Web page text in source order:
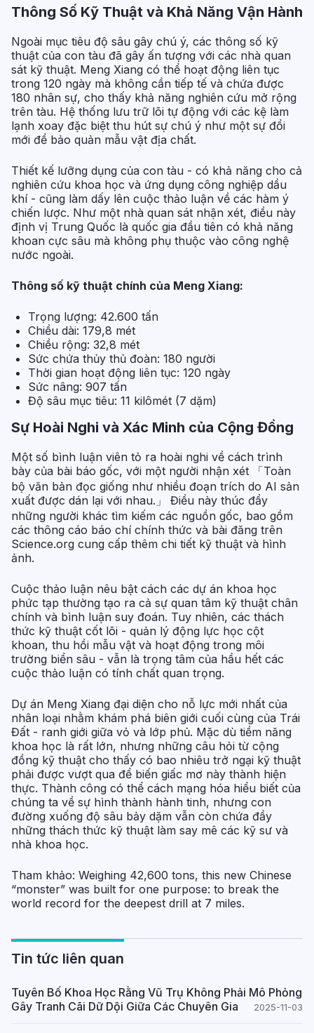
Thông Số Kỹ Thuật và Khả Năng Vận Hành
Ngoài mục tiêu độ sâu gây chú ý, các thông số kỹ
thuật của con tàu đã gây ấn tượng với các nhà quan
sát kỹ thuật. Meng Xiang có thể hoạt động liên tục
trong 120 ngày mà không cần tiếp tế và chứa được
180 nhân sự, cho thấy khả năng nghiên cứu mở rộng
trên tàu. Hệ thống lưu trữ lõi tự động với các kệ làm
lạnh xoay đặc biệt thu hút sự chú ý như một sự đổi
mới để bảo quản mẫu vật địa chất.
Thiết kế lưỡng dụng của con tàu - có khả năng cho cả
nghiên cứu khoa học và ứng dụng công nghiệp dầu
khí - cũng làm dấy lên cuộc thảo luận về các hàm ý
chiến lược. Như một nhà quan sát nhận xét, điều này
định vị Trung Quốc là quốc gia đầu tiên có khả năng
khoan cực sâu mà không phụ thuộc vào công nghệ
nước ngoài.
Thông số kỹ thuật chính của Meng Xiang:
Trọng lượng: 42.600 tấn
Chiều dài: 179,8 mét
Chiều rộng: 32,8 mét
Sức chứa thủy thủ đoàn: 180 người
Thời gian hoạt động liên tục: 120 ngày
Sức nâng: 907 tấn
Độ sâu mục tiêu: 11 kilômét (7 dặm)
Sự Hoài Nghi và Xác Minh của Cộng Đồng
Một số bình luận viên tỏ ra hoài nghi về cách trình
bày của bài báo gốc, với một người nhận xét 「Toàn
bộ văn bản đọc giống như nhiều đoạn trích do AI sản
xuất được dán lại với nhau.」 Điều này thúc đẩy
những người khác tìm kiếm các nguồn gốc, bao gồm
các thông cáo báo chí chính thức và bài đăng trên
Science.org cung cấp thêm chi tiết kỹ thuật và hình
ảnh.
Cuộc thảo luận nêu bật cách các dự án khoa học
phức tạp thường tạo ra cả sự quan tâm kỹ thuật chân
chính và bình luận suy đoán. Tuy nhiên, các thách
thức kỹ thuật cốt lõi - quản lý động lực học cột
khoan, thu hồi mẫu vật và hoạt động trong môi
trường biển sâu - vẫn là trọng tâm của hầu hết các
cuộc thảo luận có tính chất quan trọng.
Dự án Meng Xiang đại diện cho nỗ lực mới nhất của
nhân loại nhằm khám phá biên giới cuối cùng của Trái
Đất - ranh giới giữa vỏ và lớp phủ. Mặc dù tiềm năng
khoa học là rất lớn, nhưng những câu hỏi từ cộng
đồng kỹ thuật cho thấy có bao nhiêu trở ngại kỹ thuật
phải được vượt qua để biến giấc mơ này thành hiện
thực. Thành công có thể cách mạng hóa hiểu biết của
chúng ta về sự hình thành hành tinh, nhưng con
đường xuống độ sâu bảy dặm vẫn còn chứa đầy
những thách thức kỹ thuật làm say mê các kỹ sư và
nhà khoa học.
Tham khảo: Weighing 42,600 tons, this new Chinese
“monster” was built for one purpose: to break the
world record for the deepest drill at 7 miles.
Tin tức liên quan
Tuyên Bố Khoa Học Rằng Vũ Trụ Không Phải Mô Phỏng
Gây Tranh Cãi Dữ Dội Giữa Các Chuyên Gia
2025-11-03